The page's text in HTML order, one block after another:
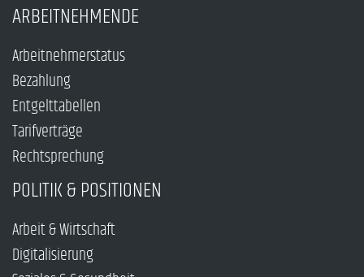
ARBEITNEHMENDE
Arbeitnehmerstatus
Bezahlung
Entgelttabellen
Tarifverträge
Rechtsprechung
POLITIK & POSITIONEN
Arbeit & Wirtschaft
Digitalisierung